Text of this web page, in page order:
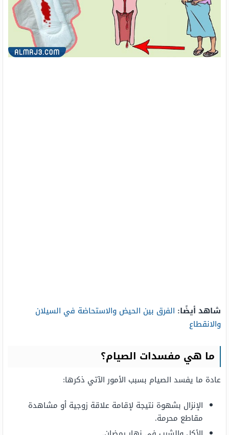
شاهد أيضًا: الفرق بين الحيض والاستحاضة في السيلان
والانقطاع
ما هي مفسدات الصيام؟
عادة ما يفسد الصيام بسبب الأمور الآتي ذكرها:
الإنزال بشهوة نتيجة لإقامة علاقة زوجية أو مشاهدة
مقاطع محرمة.